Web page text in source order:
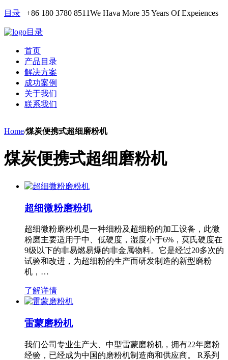
目录 +86 180 3780 8511We Hava More 35 Years Of Expeiences
目录
首页
产品目录
解决方案
成功案例
关于我们
联系我们
Home/煤炭便携式超细磨粉机
煤炭便携式超细磨粉机
超细微粉磨粉机
超细微粉磨粉机是一种细粉及超细粉的加工设备，此微
粉磨主要适用于中、低硬度，湿度小于6%，莫氏硬度在
9级以下的非易燃易爆的非金属物料。它是经过20多次的
试验和改进，为超细粉的生产而研发制造的新型磨粉
机，…
了解详情
雷蒙磨粉机
我们公司专业生产大、中型雷蒙磨粉机，拥有22年磨粉
经验，已经成为中国的磨粉机制造商和供应商。 R系列